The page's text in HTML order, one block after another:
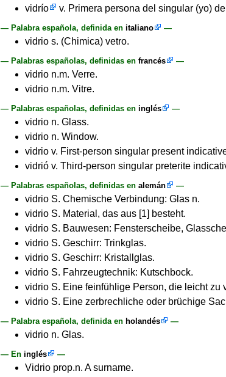
vidrío
v. Primera persona del singular (yo)
— Palabra española, definida en italiano —
vidrio s. (Chimica) vetro.
— Palabras españolas, definidas en francés —
vidrio n.m. Verre.
vidrio n.m. Vitre.
— Palabras españolas, definidas en inglés —
vidrio n. Glass.
vidrio n. Window.
vidrio v. First-person singular present
vidrió v. Third-person singular preterite
— Palabras españolas, definidas en alemán —
vidrio S. Chemische Verbindung: Glas n.
vidrio S. Material, das aus [1] besteht.
vidrio S. Bauwesen: Fensterscheibe,
vidrio S. Geschirr: Trinkglas.
vidrio S. Geschirr: Kristallglas.
vidrio S. Fahrzeugtechnik: Kutschbock.
vidrio S. Eine feinfühlige Person, die leicht zu
vidrio S. Eine zerbrechliche oder brüchige
— Palabra española, definida en holandés —
vidrio n. Glas.
— En inglés —
Vidrio prop.n. A surname.